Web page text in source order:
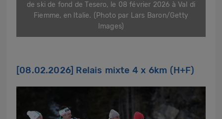
de ski de fond de Tesero, le 08 février 2026 à Val di
Fiemme, en Italie. (Photo par Lars Baron/Getty
Images)
[08.02.2026] Relais mixte 4 x 6km (H+F)